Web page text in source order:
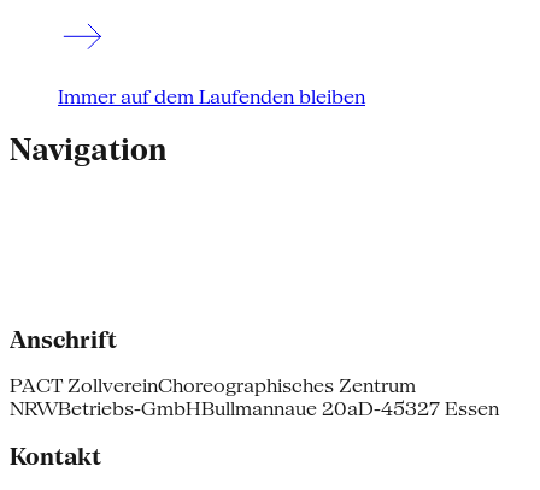
Immer auf dem Laufenden bleiben
Navigation
Anschrift
PACT ZollvereinChoreographisches Zentrum
NRWBetriebs-GmbHBullmannaue 20aD-45327 Essen
Kontakt